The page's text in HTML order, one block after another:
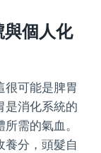
個人化
很可能是脾胃
是消化系統的
需的氣血。
養分，頭髮自